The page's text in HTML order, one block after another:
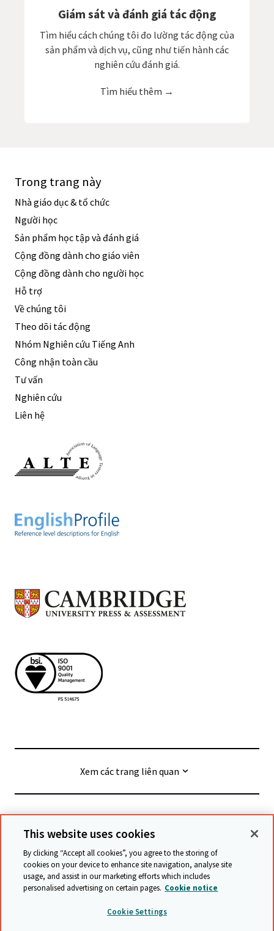
Giám sát và đánh giá tác động
Tìm hiểu cách chúng tôi đo lường tác động của
sản phẩm và dịch vụ, cũng như tiến hành các
nghiên cứu đánh giá.
Tìm hiểu thêm →
Trong trang này
Nhà giáo dục & tổ chức
Người học
Sản phẩm học tập và đánh giá
Cộng đồng dành cho giáo viên
Cộng đồng dành cho người học
Hỗ trợ
Về chúng tôi
Theo dõi tác động
Nhóm Nghiên cứu Tiếng Anh
Công nhận toàn cầu
Tư vấn
Nghiên cứu
Liên hệ
Xem các trang liên quan
© Cambridge University Press & Assessment
Điều khoản và Điều kiện
Bảo vệ dữ liệu
Tuyên bố về khả năng tiếp cận
Tuyên bố về chống nô lệ hiện đại
This website uses cookies
By clicking “Accept all cookies”, you agree to the storing of
cookies on your device to enhance site navigation, analyse site
usage, and assist in our marketing efforts which includes
personalised advertising on certain pages. Cookie notice
Cookie Settings